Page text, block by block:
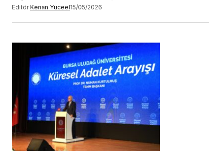
Editör Kenan Yüceel15/05/2026